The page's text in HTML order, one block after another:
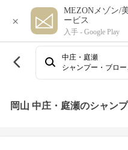
×
MEZONメゾン/
ービス
入手 - Google Play
中庄・庭瀬
シャンプー・ブロ
岡山 中庄・庭瀬のシャン